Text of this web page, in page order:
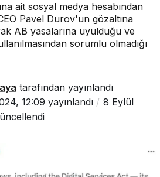
ait sosyal medya hesabından
Pavel Durov'un gözaltına
AB yasalarına uyulduğu ve
sorumlu olmadığı
tarafından yayınlandı
12:09 yayınlandı
8 Eylül